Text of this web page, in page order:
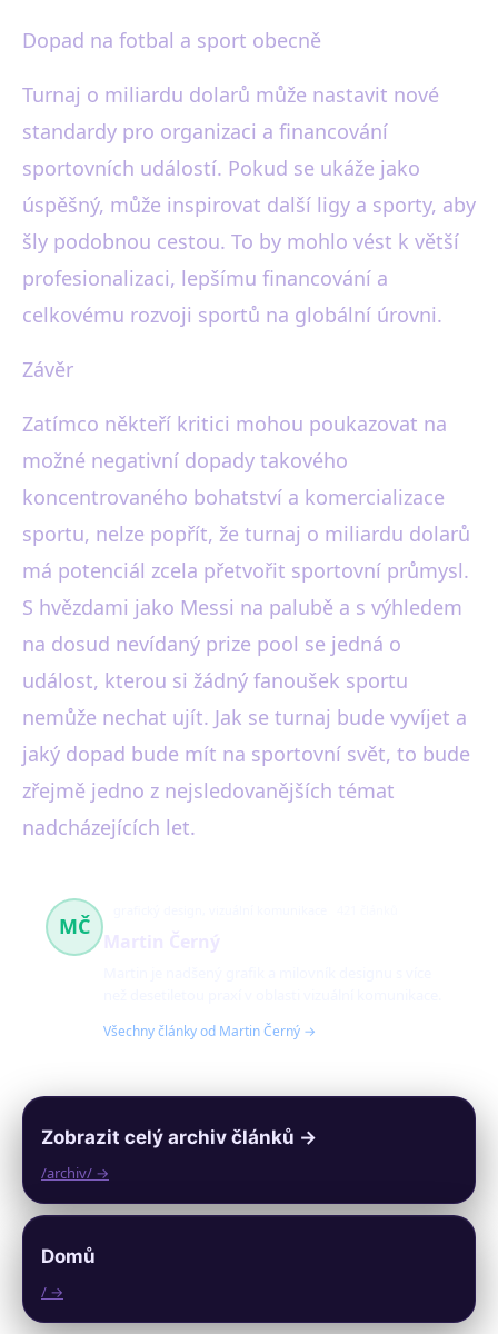
Dopad na fotbal a sport obecně
Turnaj o miliardu dolarů může nastavit nové
standardy pro organizaci a financování
sportovních událostí. Pokud se ukáže jako
úspěšný, může inspirovat další ligy a sporty, aby
šly podobnou cestou. To by mohlo vést k větší
profesionalizaci, lepšímu financování a
celkovému rozvoji sportů na globální úrovni.
Závěr
Zatímco někteří kritici mohou poukazovat na
možné negativní dopady takového
koncentrovaného bohatství a komercializace
sportu, nelze popřít, že turnaj o miliardu dolarů
má potenciál zcela přetvořit sportovní průmysl.
S hvězdami jako Messi na palubě a s výhledem
na dosud nevídaný prize pool se jedná o
událost, kterou si žádný fanoušek sportu
nemůže nechat ujít. Jak se turnaj bude vyvíjet a
jaký dopad bude mít na sportovní svět, to bude
zřejmě jedno z nejsledovanějších témat
nadcházejících let.
MČ
Všechny články od Martin Černý →
Zobrazit celý archiv článků →
/archiv/ →
Domů
/ →